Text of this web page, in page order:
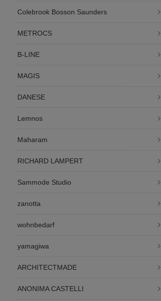
Colebrook Bosson Saunders
METROCS
B-LINE
MAGIS
DANESE
Lemnos
Maharam
RICHARD LAMPERT
Sammode Studio
zanotta
wohnbedarf
yamagiwa
ARCHITECTMADE
ANONIMA CASTELLI